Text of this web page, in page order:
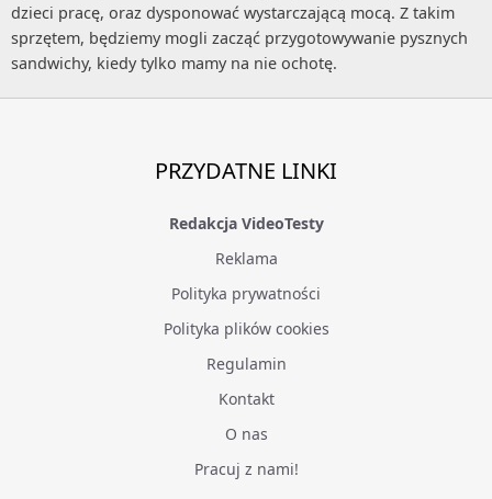
dzieci pracę, oraz dysponować wystarczającą mocą. Z takim
sprzętem, będziemy mogli zacząć przygotowywanie pysznych
sandwichy, kiedy tylko mamy na nie ochotę.
PRZYDATNE LINKI
Redakcja VideoTesty
Reklama
Polityka prywatności
Polityka plików cookies
Regulamin
Kontakt
O nas
Pracuj z nami!